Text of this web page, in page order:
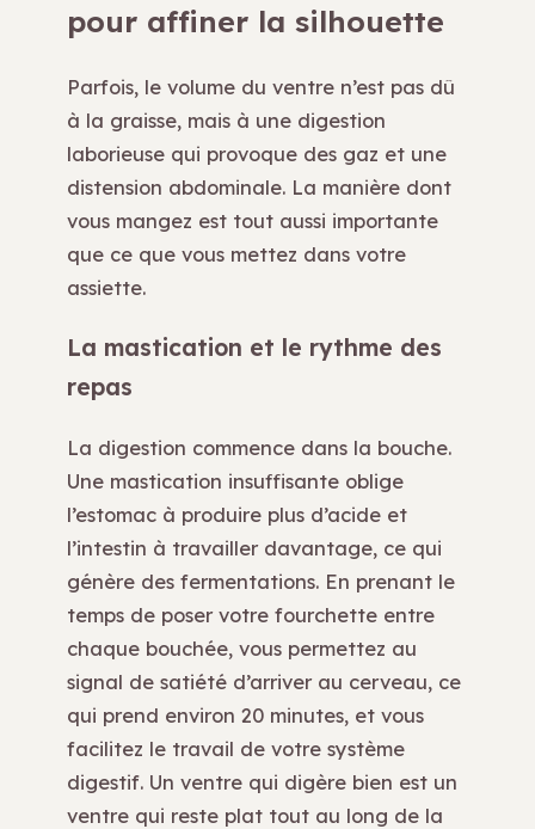
pour affiner la silhouette
Parfois, le volume du ventre n’est pas dû
à la graisse, mais à une digestion
laborieuse qui provoque des gaz et une
distension abdominale. La manière dont
vous mangez est tout aussi importante
que ce que vous mettez dans votre
assiette.
La mastication et le rythme des
repas
La digestion commence dans la bouche.
Une mastication insuffisante oblige
l’estomac à produire plus d’acide et
l’intestin à travailler davantage, ce qui
génère des fermentations. En prenant le
temps de poser votre fourchette entre
chaque bouchée, vous permettez au
signal de satiété d’arriver au cerveau, ce
qui prend environ 20 minutes, et vous
facilitez le travail de votre système
digestif. Un ventre qui digère bien est un
ventre qui reste plat tout au long de la